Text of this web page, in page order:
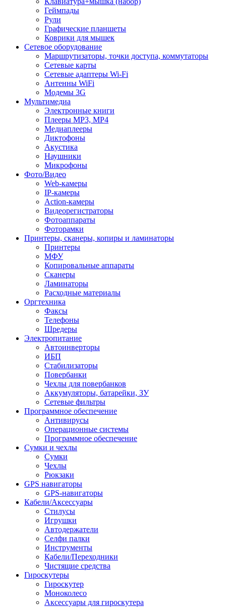
Геймпады
Рули
Графические планшеты
Коврики для мышек
Сетевое оборудование
Маршрутизаторы, точки доступа, коммутаторы
Сетевые карты
Сетевые адаптеры Wi-Fi
Антенны WiFi
Модемы 3G
Мультимедиа
Электронные книги
Плееры MP3, MP4
Медиаплееры
Диктофоны
Акустика
Наушники
Микрофоны
Фото/Видео
Web-камеры
IP-камеры
Action-камеры
Видеорегистраторы
Фотоаппараты
Фоторамки
Принтеры, сканеры, копиры и ламинаторы
Принтеры
МФУ
Копировальные аппараты
Сканеры
Ламинаторы
Расходные материалы
Оргтехника
Факсы
Телефоны
Шредеры
Электропитание
Автоинверторы
ИБП
Стабилизаторы
Повербанки
Чехлы для повербанков
Аккумуляторы, батарейки, ЗУ
Сетевые фильтры
Программное обеспечение
Антивирусы
Операционные системы
Программное обеспечение
Сумки и чехлы
Сумки
Чехлы
Рюкзаки
GPS навигаторы
GPS-навигаторы
Кабели/Аксессуары
Стилусы
Игрушки
Автодержатели
Селфи палки
Инструменты
Кабели/Переходники
Чистящие средства
Гироскутеры
Гироскутер
Моноколесо
Аксессуары для гироскутера